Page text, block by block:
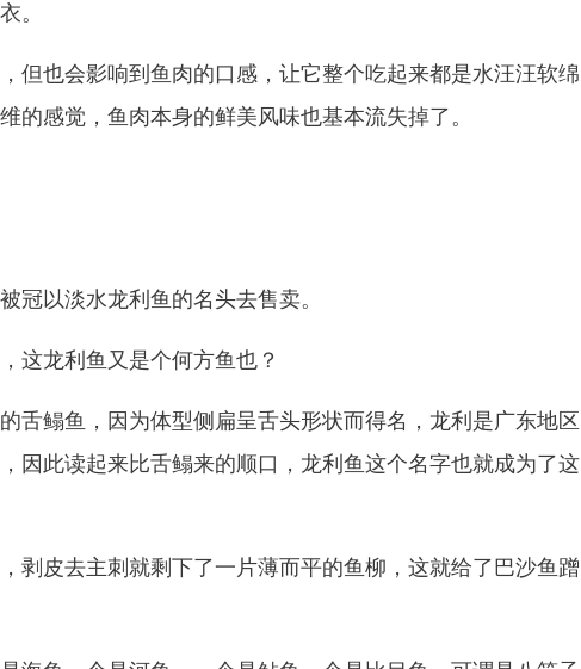
。
也会影响到鱼肉的口感，让它整个吃起来都是水汪汪软绵
的感觉，鱼肉本身的鲜美风味也基本流失掉了。
以淡水龙利鱼的名头去售卖。
龙利鱼又是个何方鱼也？
鳎鱼，因为体型侧扁呈舌头形状而得名，龙利是广东地区
因此读起来比舌鳎来的顺口，龙利鱼这个名字也就成为了这
皮去主刺就剩下了一片薄而平的鱼柳，这就给了巴沙鱼蹭